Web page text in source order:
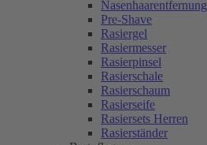
Nasenhaarentfernung
Pre-Shave
Rasiergel
Rasiermesser
Rasierpinsel
Rasierschale
Rasierschaum
Rasierseife
Rasiersets Herren
Rasierständer